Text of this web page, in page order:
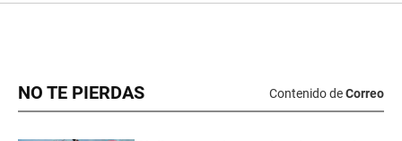
NO TE PIERDAS Contenido deCorreo